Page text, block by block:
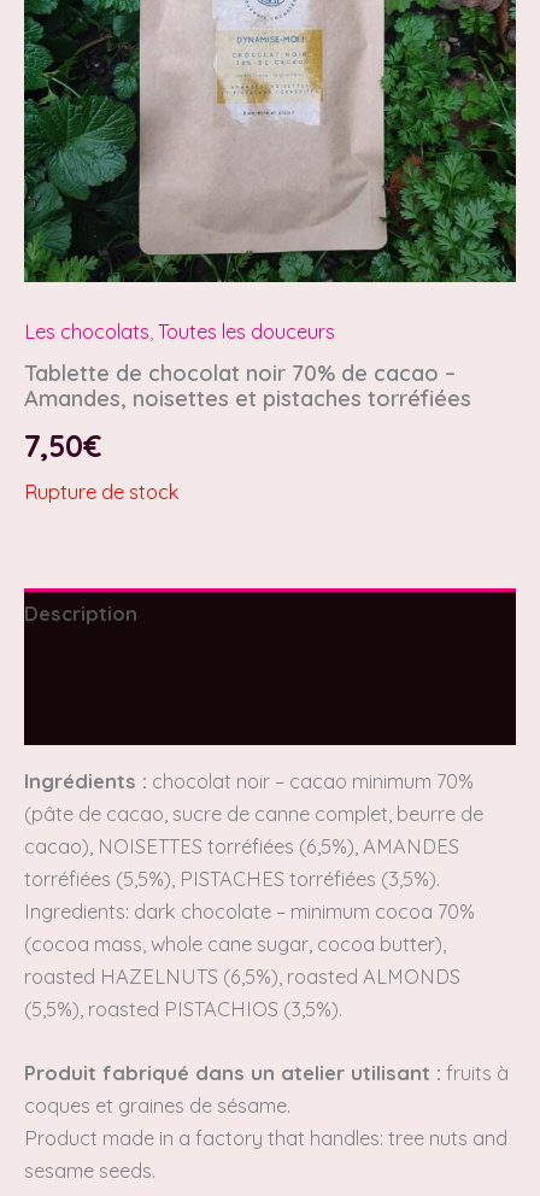
Les chocolats Toutes les douceurs
Tablette de chocolat noir 70% de cacao –
Amandes, noisettes et pistaches torréfiées
7,50€
Rupture de stock
Description
Ingrédients : chocolat noir – cacao minimum 70%
(pâte de cacao, sucre de canne complet, beurre de
cacao), NOISETTES torréfiées (6,5%), AMANDES
torréfiées (5,5%), PISTACHES torréfiées (3,5%).
Ingredients: dark chocolate – minimum cocoa 70%
(cocoa mass, whole cane sugar, cocoa butter),
roasted HAZELNUTS (6,5%), roasted ALMONDS
(5,5%), roasted PISTACHIOS (3,5%).
Produit fabriqué dans un atelier utilisant : fruits à
coques et graines de sésame.
Product made in a factory that handles: tree nuts and
sesame seeds.